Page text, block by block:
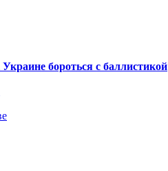
бороться с баллистикой